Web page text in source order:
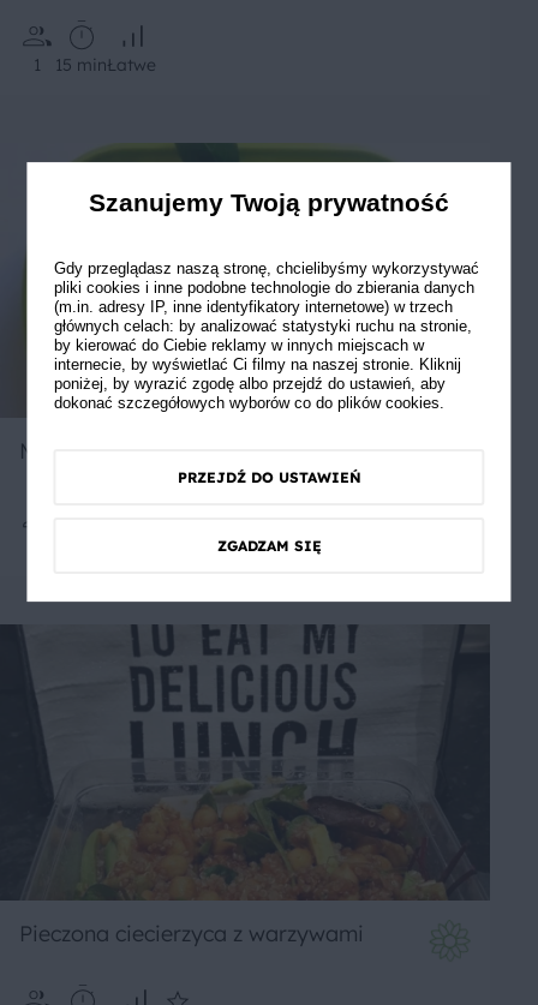
1 15 minŁatwe
Małe caprese
Pieczona ciecierzyca z warzywami
Szanujemy Twoją prywatność
Gdy przeglądasz naszą stronę, chcielibyśmy wykorzystywać
pliki cookies i inne podobne technologie do zbierania danych
(m.in. adresy IP, inne identyfikatory internetowe) w trzech
głównych celach: by analizować statystyki ruchu na stronie,
by kierować do Ciebie reklamy w innych miejscach w
internecie, by wyświetlać Ci filmy na naszej stronie. Kliknij
poniżej, by wyrazić zgodę albo przejdź do ustawień, aby
dokonać szczegółowych wyborów co do plików cookies.
PRZEJDŹ DO USTAWIEŃ
ZGADZAM SIĘ